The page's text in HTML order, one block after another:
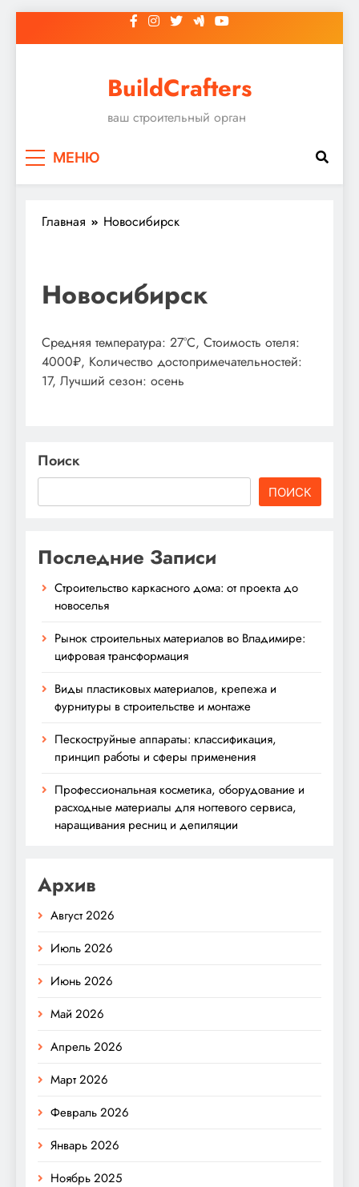
к
BuildCrafters
ваш строительный орган
МЕНЮ
Главная Новосибирск
Новосибирск
Средняя температура: 27°C, Стоимость отеля:
4000₽, Количество достопримечательностей:
17, Лучший сезон: осень
Поиск
ПОИСК
Последние Записи
Строительство каркасного дома: от проекта до
новоселья
Рынок строительных материалов во Владимире:
цифровая трансформация
Виды пластиковых материалов, крепежа и
фурнитуры в строительстве и монтаже
Пескоструйные аппараты: классификация,
принцип работы и сферы применения
Профессиональная косметика, оборудование и
расходные материалы для ногтевого сервиса,
наращивания ресниц и депиляции
Архив
Август 2026
Июль 2026
Июнь 2026
Май 2026
Апрель 2026
Март 2026
Февраль 2026
Январь 2026
Ноябрь 2025